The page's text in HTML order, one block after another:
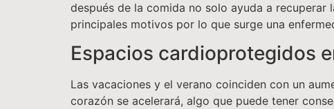
después de la comida no solo ayuda a
principales motivos por lo que surge una
Espacios cardioprotegidos
Las vacaciones y el verano coinciden con un
corazón se acelerará, algo que puede tener